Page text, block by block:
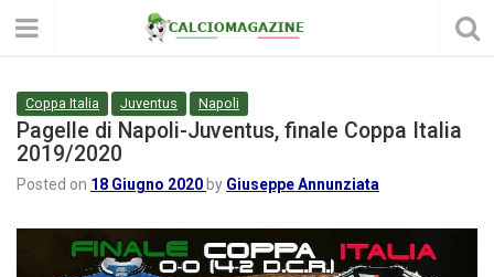
Coppa Italia Juventus Napoli
Pagelle di Napoli-Juventus, finale Coppa Italia
2019/2020
Posted on 18 Giugno 2020 by Giuseppe Annunziata